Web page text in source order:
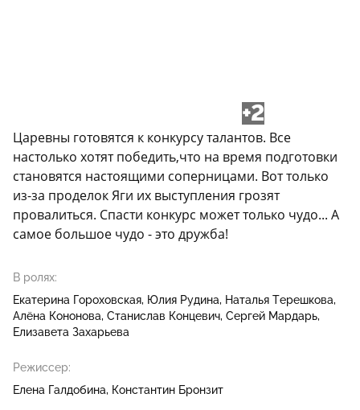
+2
Царевны готовятся к конкурсу талантов. Все
настолько хотят победить,что на время подготовки
становятся настоящими соперницами. Вот только
из-за проделок Яги их выступления грозят
провалиться. Спасти конкурс может только чудо... А
самое большое чудо - это дружба!
В ролях:
Екатерина Гороховская Юлия Рудина Наталья Терешкова
Алёна Кононова Станислав Концевич Сергей Мардарь
Елизавета Захарьева
Режиссер:
Елена Галдобина Константин Бронзит